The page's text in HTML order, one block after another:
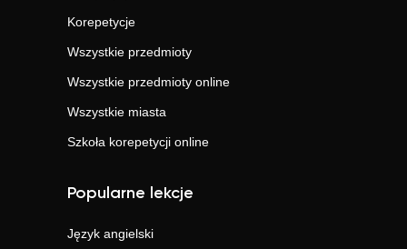
Korepetycje
Wszystkie przedmioty
Wszystkie przedmioty online
Wszystkie miasta
Szkoła korepetycji online
Popularne lekcje
Język angielski